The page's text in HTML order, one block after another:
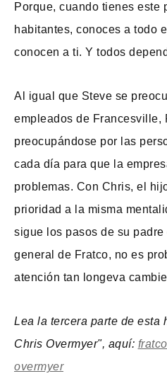
Porque, cuando tienes este
habitantes, conoces a todo
conocen a ti. Y todos
Al igual que Steve se
empleados de Francesville,
preocupándose por las
cada día para que la
problemas. Con Chris, el
prioridad a la misma
sigue los pasos de su
general de Fratco, no es
atención tan longeva
Lea la tercera parte de esta
Chris Overmyer", aquí:
overmyer